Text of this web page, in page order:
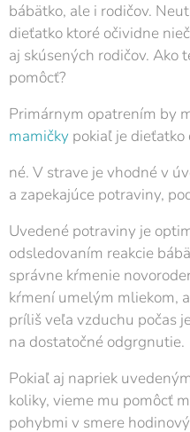
bábätko, ale i rodičov.
dieťatko ktoré očividne
aj skúsených rodičov. Ako
pomôcť?
Primárnym opatrením by
mamičky pokiaľ je dieťatko
né. V strave je vhodné v
a zapekajúce potraviny,
Uvedené potraviny je
odsledovaním reakcie
správne kŕmenie
kŕmení umelým mliekom,
príliš veľa vzduchu počas
na dostatočné odgrgnutie.
Pokiaľ aj napriek
koliky, vieme mu pomôcť
pohybmi v smere